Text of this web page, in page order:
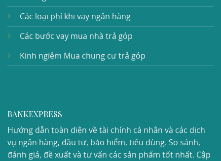
Các loại phí khi vay ngân hàng
Các bước vay mua nhà trả góp
Kinh ngiệm Mua chung cư trả góp
BANKEXPRESS
Hướng dẫn toàn diện về tài chính cá nhân và các dịch
vụ ngân hàng, đầu tư, bảo hiểm, tiêu dùng. So sánh,
đánh giá, đề xuất và tư vấn các sản phẩm tốt nhất. Cập